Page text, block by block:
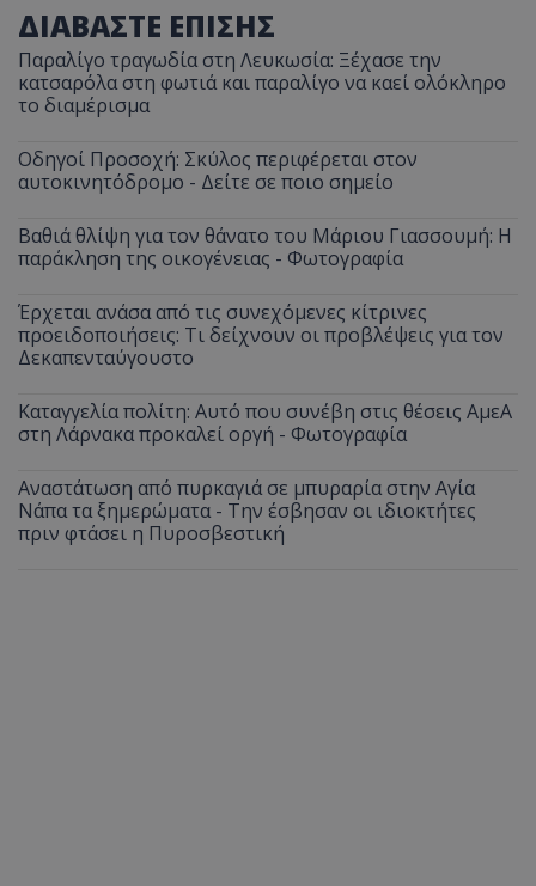
ΔΙΑΒΑΣΤΕ ΕΠΙΣΗΣ
Παραλίγο τραγωδία στη Λευκωσία: Ξέχασε την
κατσαρόλα στη φωτιά και παραλίγο να καεί ολόκληρο
το διαμέρισμα
Οδηγοί Προσοχή: Σκύλος περιφέρεται στον
αυτοκινητόδρομο - Δείτε σε ποιο σημείο
Βαθιά θλίψη για τον θάνατο του Μάριου Γιασσουμή: Η
παράκληση της οικογένειας - Φωτογραφία
Έρχεται ανάσα από τις συνεχόμενες κίτρινες
προειδοποιήσεις: Τι δείχνουν οι προβλέψεις για τον
Δεκαπενταύγουστο
Καταγγελία πολίτη: Αυτό που συνέβη στις θέσεις ΑμεΑ
στη Λάρνακα προκαλεί οργή - Φωτογραφία
Αναστάτωση από πυρκαγιά σε μπυραρία στην Αγία
Νάπα τα ξημερώματα - Την έσβησαν οι ιδιοκτήτες
πριν φτάσει η Πυροσβεστική